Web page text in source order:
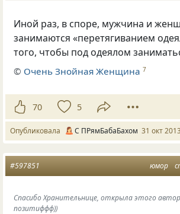
Иной раз, в споре, мужчина и
занимаются «перетягиванием
того, чтобы под одеялом
© Очень Знойная Женщина 7
70 5
Опубликовала С ПРямБабаБахом 31 окт
юмор
#597851
Спасибо Хранительнице, открыла этого
позитиффф))